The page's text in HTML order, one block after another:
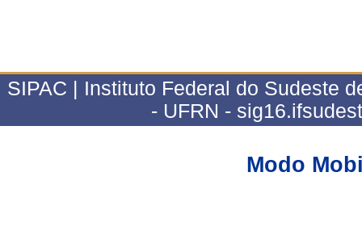
SIPAC | Instituto Federal do Sudeste
- UFRN -
Modo